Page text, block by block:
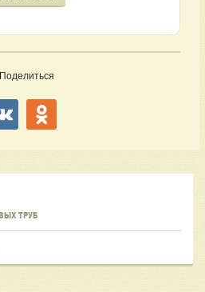
Поделиться
ТРУБ